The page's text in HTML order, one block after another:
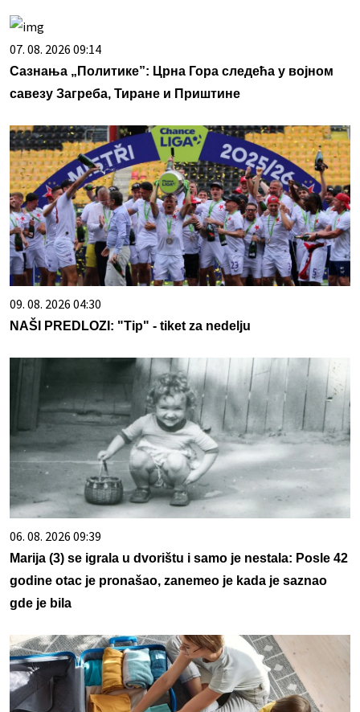
07. 08. 2026 09:14
Сазнања „Политике”: Црна Гора следећа у војном
савезу Загреба, Тиране и Приштине
09. 08. 2026 04:30
NAŠI PREDLOZI: "Tip" - tiket za nedelju
06. 08. 2026 09:39
Marija (3) se igrala u dvorištu i samo je nestala: Posle 42
godine otac je pronašao, zanemeo je kada je saznao
gde je bila